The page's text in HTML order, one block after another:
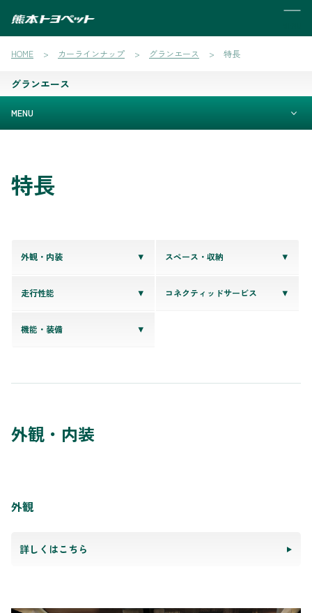
HOME カーラインナップ グランエース 特長
グランエース
MENU
特長
外観・内装 スペース・収納
走行性能 コネクティッドサービス
機能・装備
外観・内装
外観
詳しくはこちら